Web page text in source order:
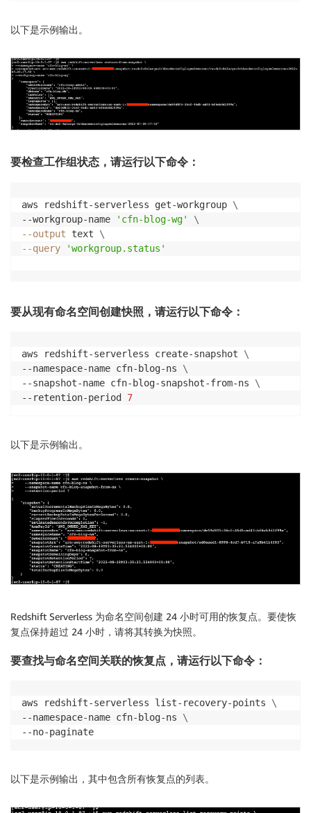
以下是示例输出。
要检查工作组状态，请运行以下命令：
aws redshift-serverless get-workgroup \
--workgroup-name
'cfn-blog-wg'
\
--output text \
--query
'workgroup.status'
要从现有命名空间创建快照，请运行以下命令：
aws redshift-serverless create-snapshot \
--namespace-name cfn-blog-ns \
--snapshot-name cfn-blog-snapshot-from-ns \
--retention-period 7
以下是示例输出。
Redshift Serverless 为命名空间创建 24 小时可用的恢复点。要使恢
复点保持超过 24 小时，请将其转换为快照。
要查找与命名空间关联的恢复点，请运行以下命令：
aws redshift-serverless list-recovery-points \
--namespace-name cfn-blog-ns \
--no-paginate
以下是示例输出，其中包含所有恢复点的列表。